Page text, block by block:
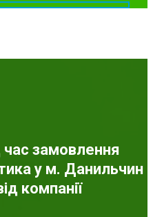
замовлення
у м. Данильчин
компанії